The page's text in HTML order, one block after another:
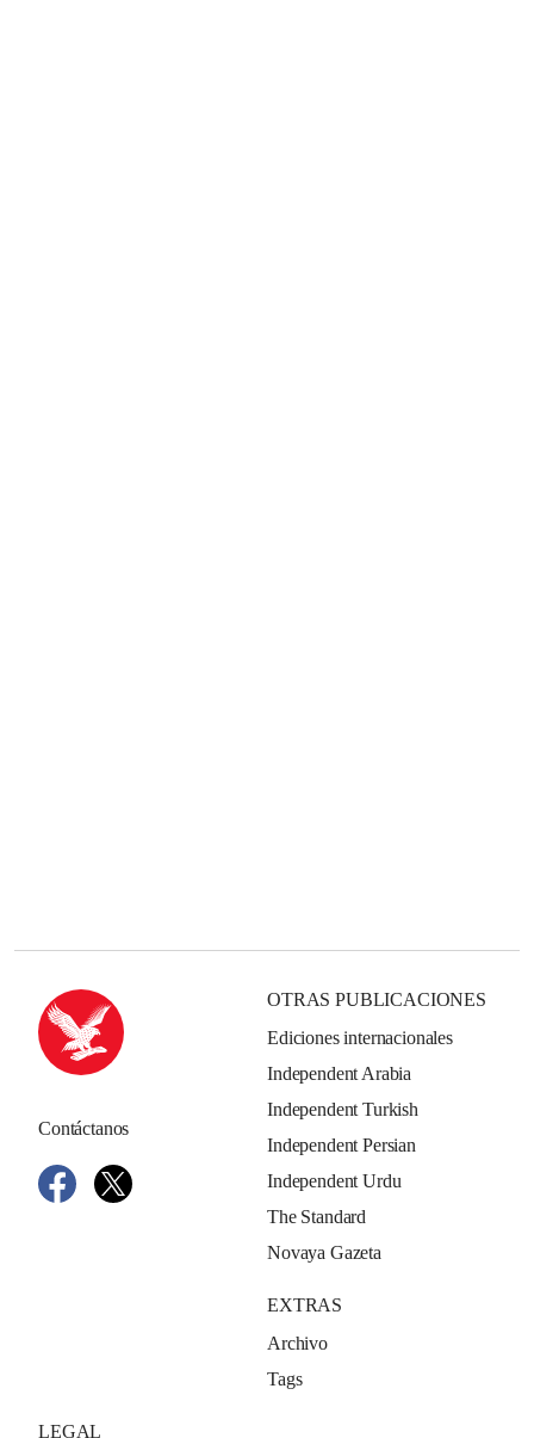
Contáctanos
OTRAS PUBLICACIONES
Ediciones internacionales
Independent Arabia
Independent Turkish
Independent Persian
Independent Urdu
The Standard
Novaya Gazeta
EXTRAS
Archivo
Tags
LEGAL